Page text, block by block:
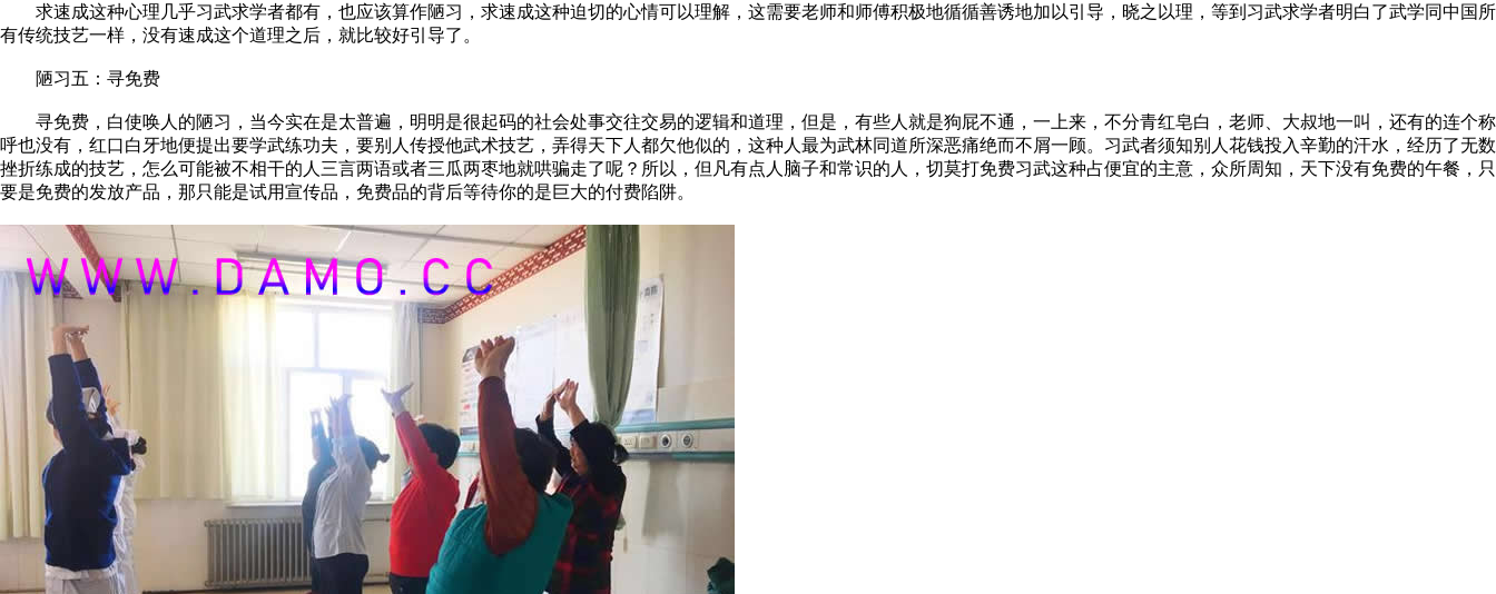
求速成这种心理几乎习武求学者都有，也应该算作陋习，求速成这种迫切的心情可以理解，这需要老师和师傅积极地循循善诱地加以引导，晓之以理，等到习武求学者明白了武学同中国所
有传统技艺一样，没有速成这个道理之后，就比较好引导了。
陋习五：寻免费
寻免费，白使唤人的陋习，当今实在是太普遍，明明是很起码的社会处事交往交易的逻辑和道理，但是，有些人就是狗屁不通，一上来，不分青红皂白，老师、大叔地一叫，还有的连个称
呼也没有，红口白牙地便提出要学武练功夫，要别人传授他武术技艺，弄得天下人都欠他似的，这种人最为武林同道所深恶痛绝而不屑一顾。习武者须知别人花钱投入辛勤的汗水，经历了无数
挫折练成的技艺，怎么可能被不相干的人三言两语或者三瓜两枣地就哄骗走了呢？所以，但凡有点人脑子和常识的人，切莫打免费习武这种占便宜的主意，众所周知，天下没有免费的午餐，只
要是免费的发放产品，那只能是试用宣传品，免费品的背后等待你的是巨大的付费陷阱。